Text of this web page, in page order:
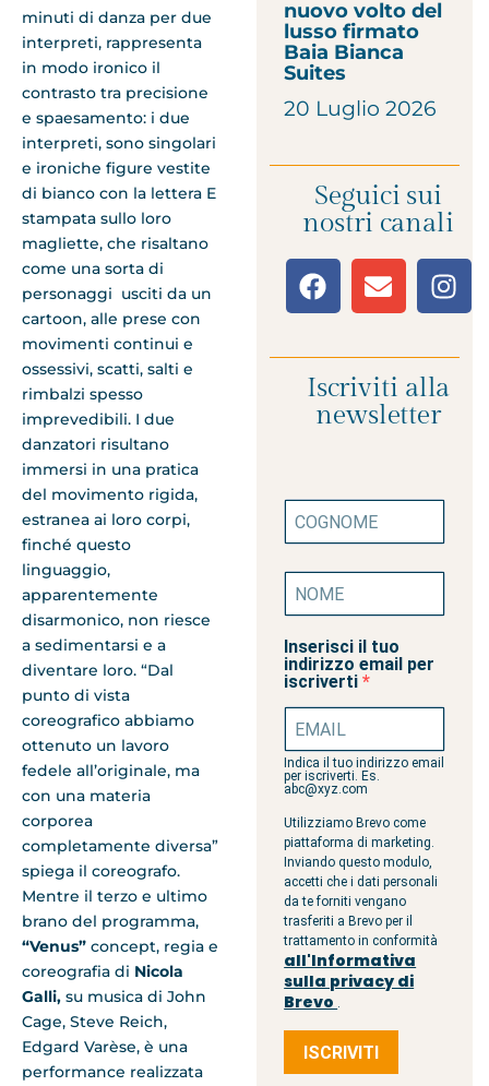
minuti di danza per due
interpreti, rappresenta
in modo ironico il
contrasto tra precisione
e spaesamento: i due
interpreti, sono singolari
e ironiche figure vestite
di bianco con la lettera E
stampata sullo loro
magliette, che risaltano
come una sorta di
personaggi usciti da un
cartoon, alle prese con
movimenti continui e
ossessivi, scatti, salti e
rimbalzi spesso
imprevedibili. I due
danzatori risultano
immersi in una pratica
del movimento rigida,
estranea ai loro corpi,
finché questo
linguaggio,
apparentemente
disarmonico, non riesce
a sedimentarsi e a
diventare loro. “Dal
punto di vista
coreografico abbiamo
ottenuto un lavoro
fedele all’originale, ma
con una materia
corporea
completamente diversa”
spiega il coreografo.
Mentre il terzo e ultimo
brano del programma,
“Venus” concept, regia e
coreografia di Nicola
Galli, su musica di John
Cage, Steve Reich,
Edgard Varèse, è una
performance realizzata
nuovo volto del
lusso firmato
Baia Bianca
Suites
20 Luglio 2026
Seguici sui
nostri canali
Iscriviti alla
newsletter
Inserisci il tuo
indirizzo email per
iscriverti
Indica il tuo indirizzo email
per iscriverti. Es.
abc@xyz.com
Utilizziamo Brevo come
piattaforma di marketing.
Inviando questo modulo,
accetti che i dati personali
da te forniti vengano
trasferiti a Brevo per il
trattamento in conformità
all'Informativa
sulla privacy di
Brevo .
ISCRIVITI